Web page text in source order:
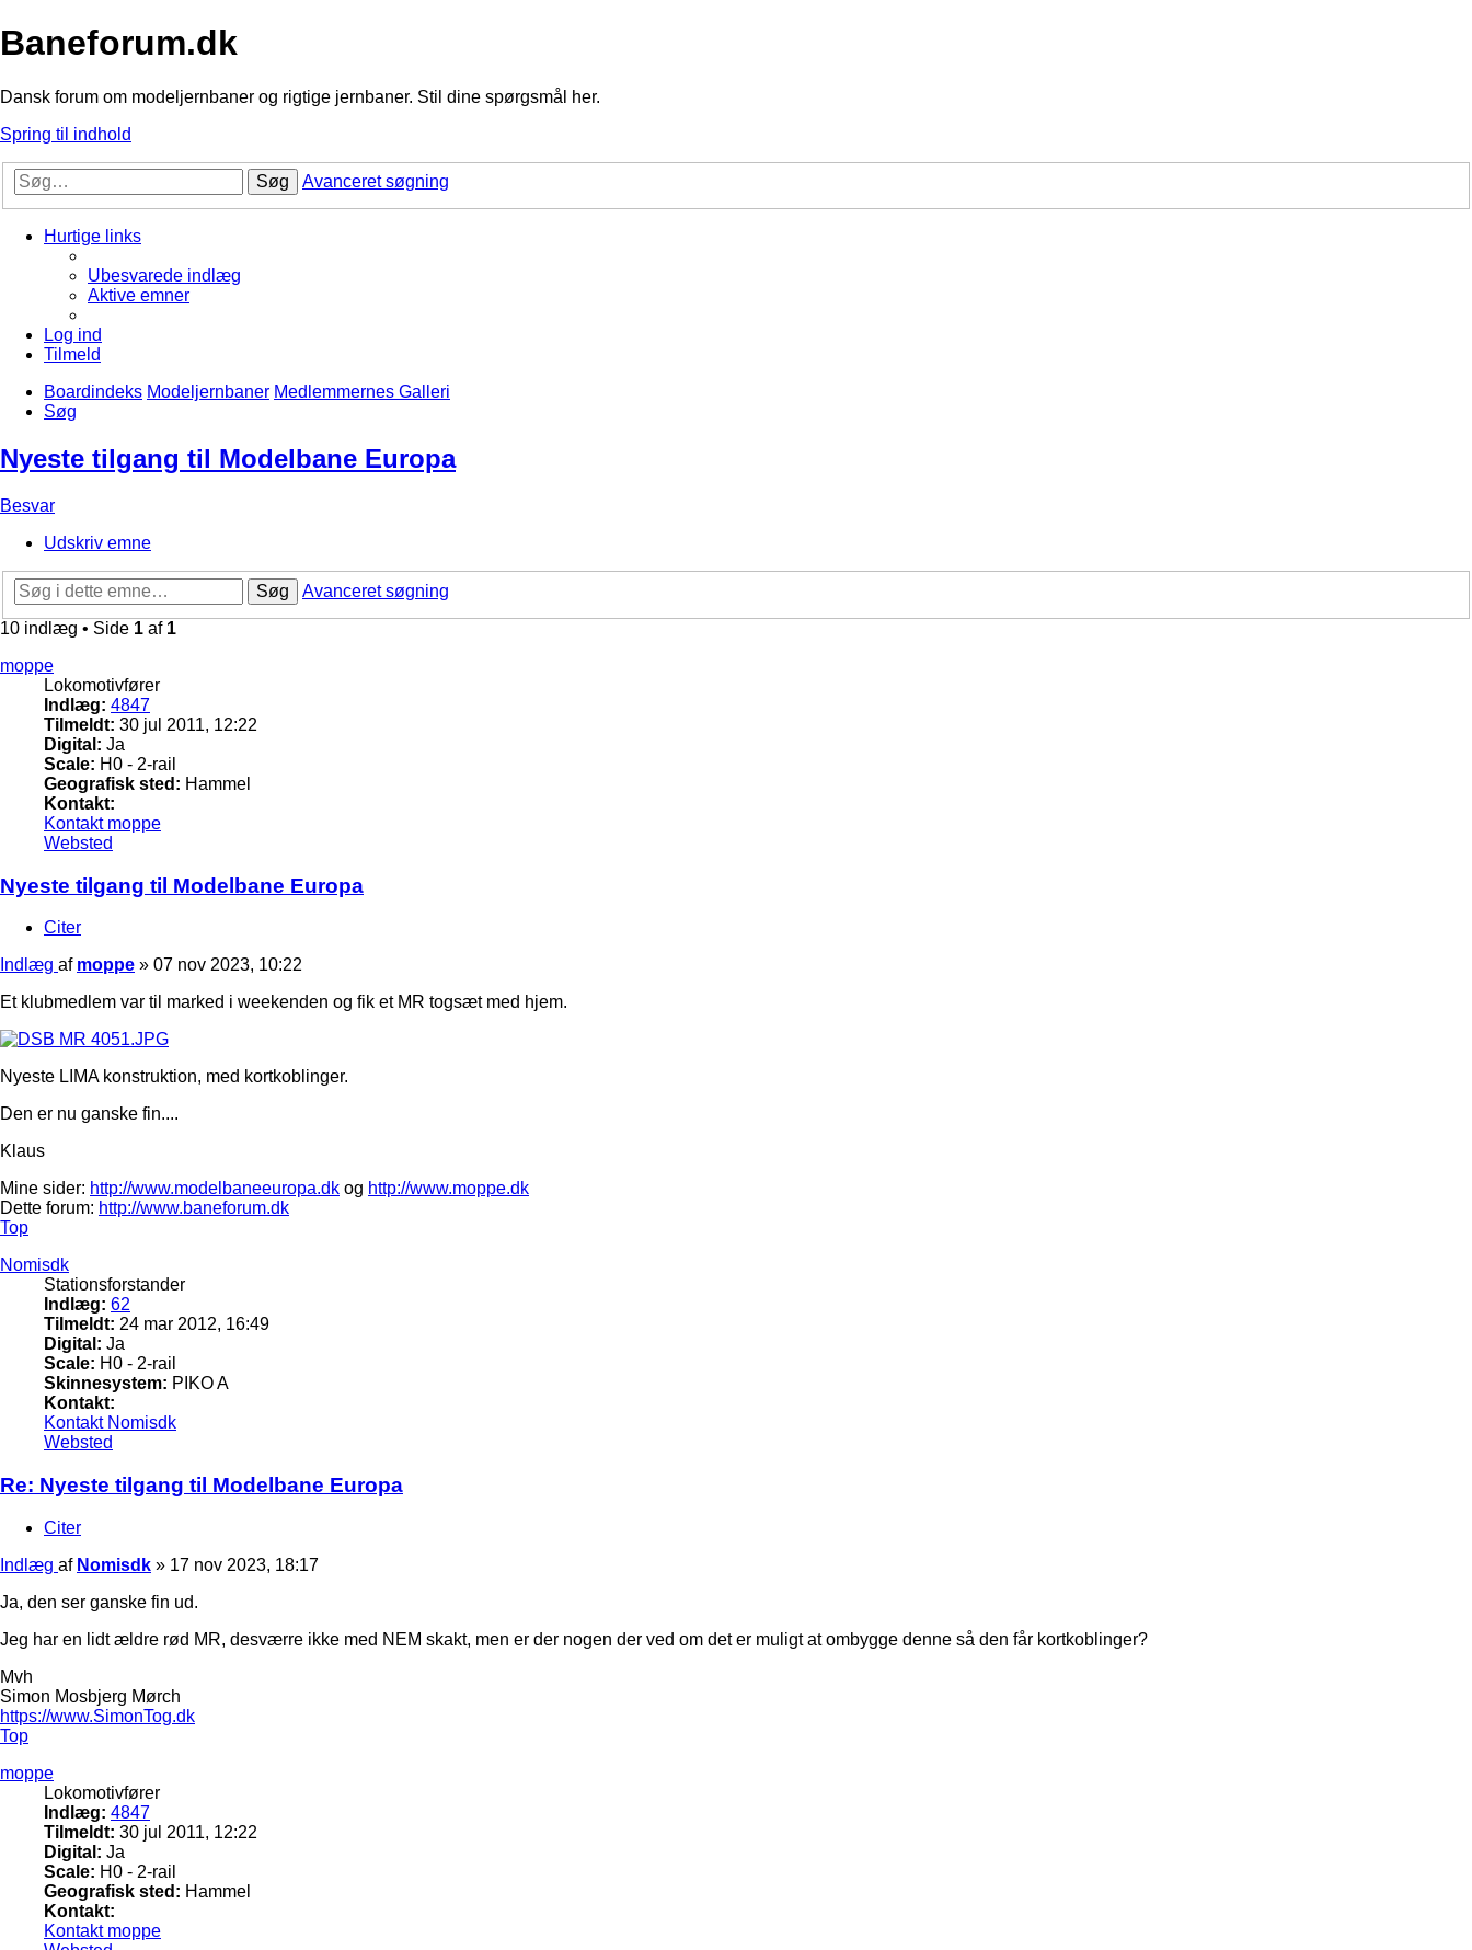
Baneforum.dk
Dansk forum om modeljernbaner og rigtige jernbaner. Stil dine spørgsmål her.
Spring til indhold
Søg Avanceret søgning
Hurtige links
Ubesvarede indlæg
Aktive emner
Log ind
Tilmeld
Boardindeks Modeljernbaner Medlemmernes Galleri
Søg
Nyeste tilgang til Modelbane Europa
Besvar
Udskriv emne
Søg
Avanceret søgning
10 indlæg • Side 1 af 1
moppe
Lokomotivfører
Indlæg: 4847
Tilmeldt: 30 jul 2011, 12:22
Digital: Ja
Scale: H0 - 2-rail
Geografisk sted: Hammel
Kontakt:
Kontakt moppe
Websted
Nyeste tilgang til Modelbane Europa
Citer
Indlæg af moppe » 07 nov 2023, 10:22
Et klubmedlem var til marked i weekenden og fik et MR togsæt med hjem.
Nyeste LIMA konstruktion, med kortkoblinger.
Den er nu ganske fin....
Klaus
Mine sider: http://www.modelbaneeuropa.dk og http://www.moppe.dk
Dette forum: http://www.baneforum.dk
Top
Nomisdk
Stationsforstander
Indlæg: 62
Tilmeldt: 24 mar 2012, 16:49
Digital: Ja
Scale: H0 - 2-rail
Skinnesystem: PIKO A
Kontakt:
Kontakt Nomisdk
Websted
Re: Nyeste tilgang til Modelbane Europa
Citer
Indlæg af Nomisdk » 17 nov 2023, 18:17
Ja, den ser ganske fin ud.
Jeg har en lidt ældre rød MR, desværre ikke med NEM skakt, men er der nogen der ved om det er muligt at ombygge denne så den får kortkoblinger?
Mvh
Simon Mosbjerg Mørch
https://www.SimonTog.dk
Top
moppe
Lokomotivfører
Indlæg: 4847
Tilmeldt: 30 jul 2011, 12:22
Digital: Ja
Scale: H0 - 2-rail
Geografisk sted: Hammel
Kontakt:
Kontakt moppe